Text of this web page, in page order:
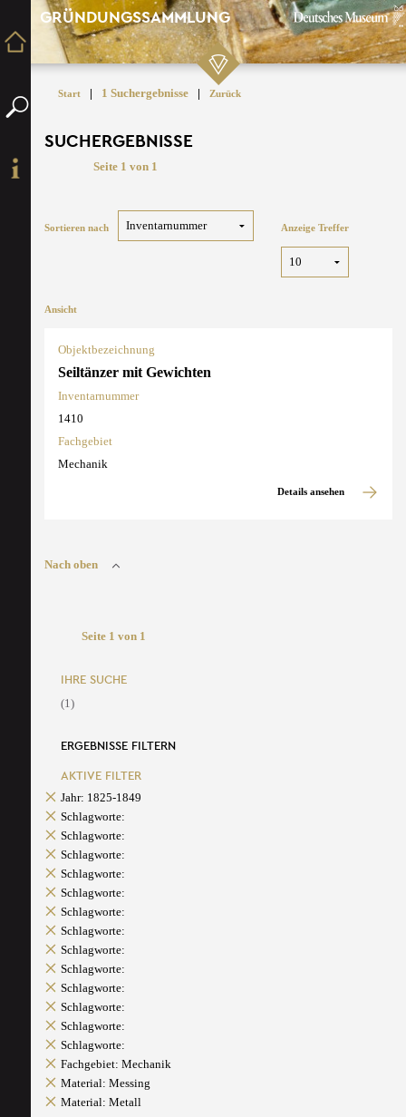
GRÜNDUNGSSAMMLUNG
Start | 1 Suchergebnisse | Zurück
SUCHERGEBNISSE
Seite 1 von 1
Sortieren nach Anzeige Treffer
Ansicht
Objektbezeichnung
Seiltänzer mit Gewichten
Inventarnummer
1410
Fachgebiet
Mechanik
Details ansehen
Nach oben
Seite 1 von 1
IHRE SUCHE
(1)
ERGEBNISSE FILTERN
AKTIVE FILTER
Jahr: 1825-1849
Schlagworte:
Schlagworte:
Schlagworte:
Schlagworte:
Schlagworte:
Schlagworte:
Schlagworte:
Schlagworte:
Schlagworte:
Schlagworte:
Schlagworte:
Schlagworte:
Schlagworte:
Fachgebiet: Mechanik
Material: Messing
Material: Metall